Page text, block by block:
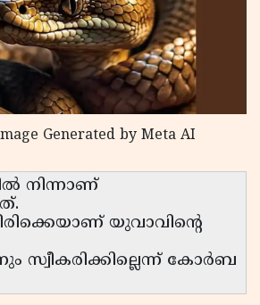
Generated by Meta AI
നിന്നാണ്
യുവാവിന്റെ
സ്വീകരിക്കില്ലെന്ന് കോര്‍ബ